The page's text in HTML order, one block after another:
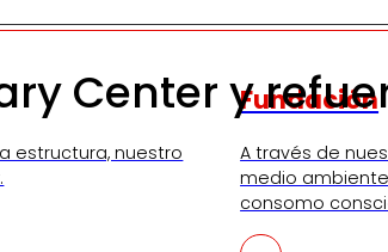
estructura, nuestro
Fundación
A través de
medio
consomo
Center y